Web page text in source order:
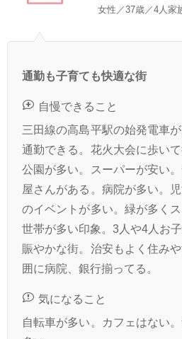
女性／37歳／4人家
通勤も子育ても快適な街
自慢できること
三田線の高島平駅の始発電車
通勤できる。花火大会に歩い
公園が多い。スーパーが安い
屋さんがある。病院が多い。
のイベントが多い。緑が多く
世帯が多い印象。3人や4人お
賑やかな街。治安もよく住み
囲に病院、銀行揃ってる。
気になること
自転車が多い。カフェはない